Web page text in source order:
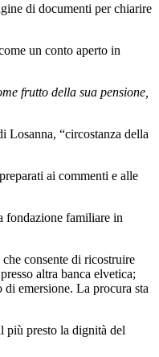
di documenti per chiarire
un conto aperto in
frutto della sua pensione,
Losanna, “circostanza della
ai commenti e alle
fondazione familiare in
consente di ricostruire
altra banca elvetica;
emersione. La procura sta
più presto la dignità del